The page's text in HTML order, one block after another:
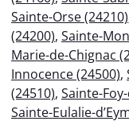
Sainte-Orse (24210)
(24200), Sainte-
Marie-de-Chignac
Innocence (24500),
(24510), Sainte-
Sainte-Eulalie-